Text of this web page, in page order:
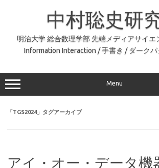
中村聡史研
明治大学 総合数理学部 先端メディアサイエ
Information Interaction / 手書き / ダークパ
Menu
「TGS2024」タグアーカイブ
アイ・オー・データ機